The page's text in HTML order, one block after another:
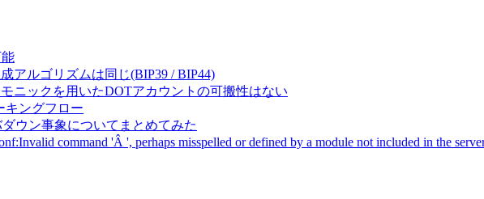
能
アルゴリズムは同じ(BIP39 / BIP44)
モニックを用いたDOTアカウントの可搬性はない
キングフロー
ウン事象についてまとめてみた
command 'Â ', perhaps misspelled or defined by a module not included in the